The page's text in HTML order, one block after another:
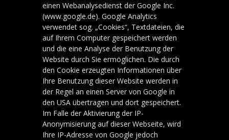
einen Webanalysedienst der Google Inc.
(www.google.de). Google Analytics
verwendet sog. „Cookies“, Textdateien, die
auf Ihrem Computer gespeichert werden
und die eine Analyse der Benutzung der
Website durch Sie ermöglichen. Die durch
den Cookie erzeugten Informationen über
Ihre Benutzung dieser Website werden in
der Regel an einen Server von Google in
den USA übertragen und dort gespeichert.
Im Falle der Aktivierung der IP-
Anonymisierung auf dieser Webseite, wird
Ihre IP-Adresse von Google jedoch